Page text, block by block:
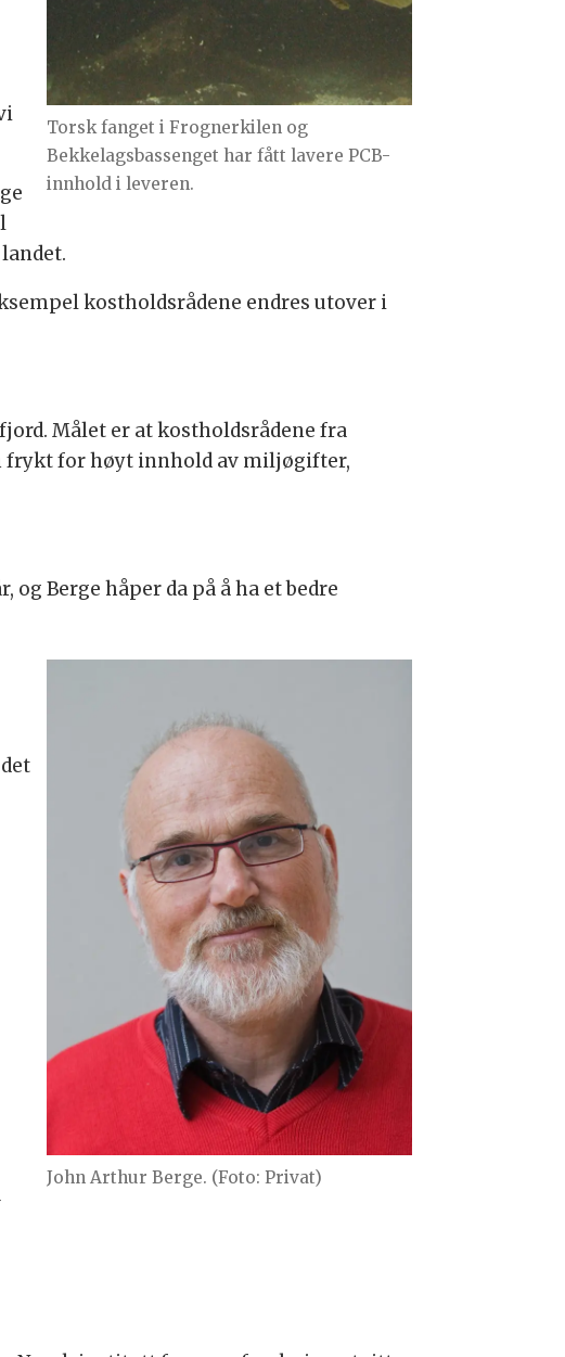
Torsk fanget i Frognerkilen og
Bekkelagsbassenget har fått lavere PCB-
innhold i leveren.
kostholdsrådene endres utover i
Målet er at kostholdsrådene fra
frykt for høyt innhold av miljøgifter,
Berge håper da på å ha et bedre
John Arthur Berge. (Foto: Privat)